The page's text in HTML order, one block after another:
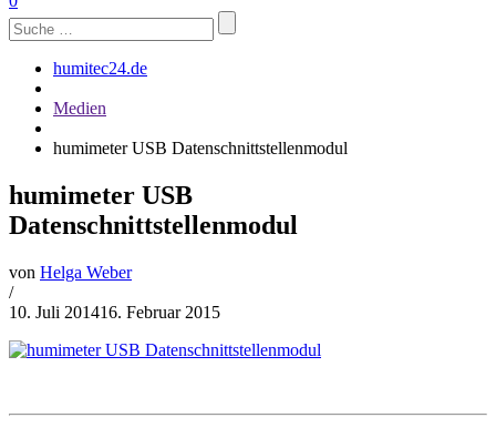
Suchen
nach:
humitec24.de
Medien
humimeter USB Datenschnittstellenmodul
humimeter USB
Datenschnittstellenmodul
von Helga Weber
/
10. Juli 201416. Februar 2015